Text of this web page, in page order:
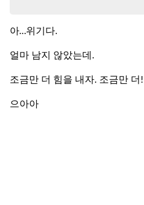
아…위기다.
얼마 남지 않았는데.
조금만 더 힘을 내자. 조금만 더
으아아